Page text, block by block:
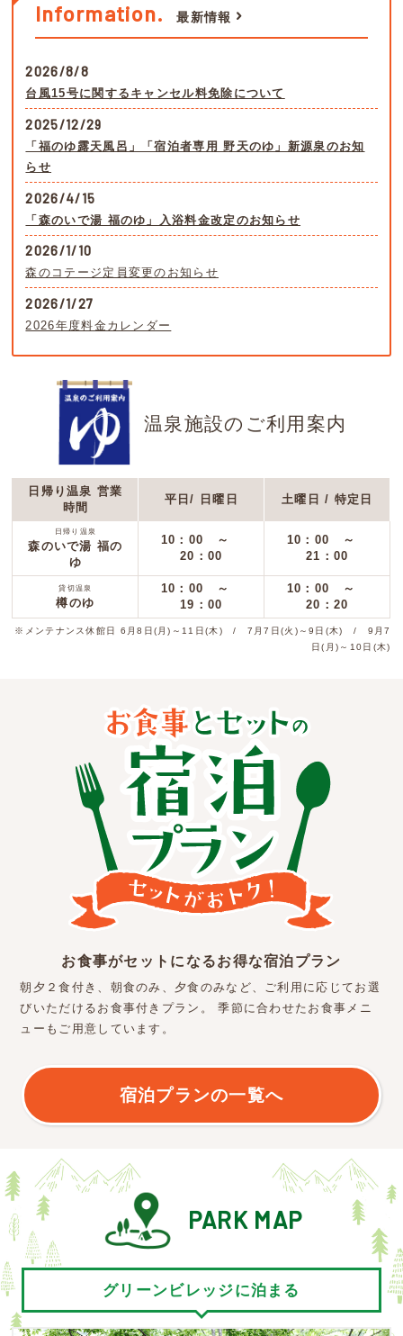
Information. 最新情報
2026/8/8
台風15号に関するキャンセル料免除について
2025/12/29
「福のゆ露天風呂」「宿泊者専用 野天のゆ」新源泉のお知
らせ
2026/4/15
「森のいで湯 福のゆ」入浴料金改定のお知らせ
2026/1/10
森のコテージ定員変更のお知らせ
2026/1/27
2026年度料金カレンダー
温泉施設のご利用案内
※メンテナンス休館日 6月8日(月)～11日(木) / 7月7日(火)～9日(木) / 9月7
日(月)～10日(木)
日帰り温泉 営業
時間
平日/ 日曜日 土曜日 / 特定日
日帰り温泉
森のいで湯 福の
ゆ
10：00 ～
20：00
10：00 ～
21：00
貸切温泉
樽のゆ
10：00 ～
19：00
10：00 ～
20：20
お食事がセットになるお得な宿泊プラン
朝夕２食付き、朝食のみ、夕食のみなど、ご利用に応じてお選
びいただけるお食事付きプラン。
季節に合わせたお食事メニ
ューもご用意しています。
宿泊プランの一覧へ
PARK MAP
グリーンビレッジに泊まる